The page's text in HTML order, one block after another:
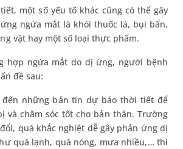
một số yếu tố khác cũng có thể gây
ngứa mắt là khói thuốc lá, bụi bẩn,
vật hay một số loại thực phẩm.
hợp ngứa mắt do dị ứng, người bệnh
đề sau:
đến những bản tin dự báo thời tiết để
và chăm sóc tốt cho bản thân. Trường
quá khắc nghiệt dễ gây phản ứng dị
quá lạnh, quá nóng, mưa nhiều,… thì